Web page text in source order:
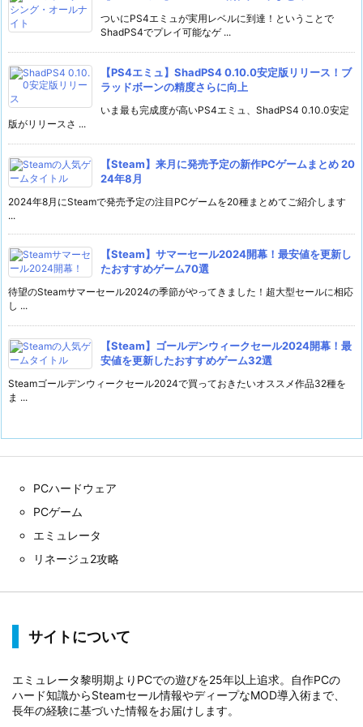
ついにPS4エミュが実用レベルに到達！ということで
ShadPS4でプレイ可能なゲ ...
【PS4エミュ】ShadPS4 0.10.0安定版リリース！ブ
ラッドボーンの精度さらに向上
いま最も完成度が高いPS4エミュ、ShadPS4 0.10.0安定
版がリリースさ ...
【Steam】来月に発売予定の新作PCゲームまとめ 20
24年8月
2024年8月にSteamで発売予定の注目PCゲームを20種まとめてご紹介します
...
【Steam】サマーセール2024開幕！最安値を更新し
たおすすめゲーム70選
待望のSteamサマーセール2024の季節がやってきました！超大型セールに相応
し ...
【Steam】ゴールデンウィークセール2024開幕！最
安値を更新したおすすめゲーム32選
Steamゴールデンウィークセール2024で買っておきたいオススメ作品32種を
ま ...
PCハードウェア
PCゲーム
エミュレータ
リネージュ2攻略
サイトについて
エミュレータ黎明期よりPCでの遊びを25年以上追求。自作PCの
ハード知識からSteamセール情報やディープなMOD導入術まで、
長年の経験に基づいた情報をお届けします。